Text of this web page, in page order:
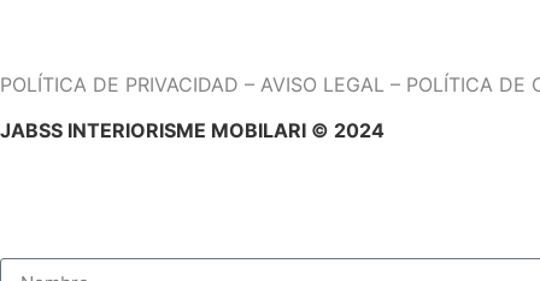
POLÍTICA DE PRIVACIDAD – AVISO LEGAL – POLÍTICA DE
JABSS INTERIORISME MOBILARI © 2024